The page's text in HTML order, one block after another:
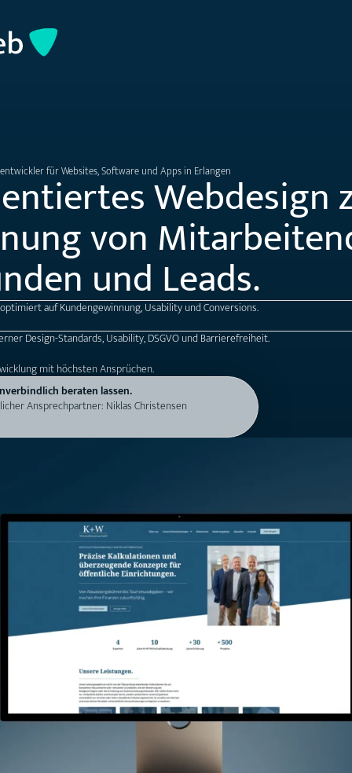
für Websites, Software und Apps in ErlangenWebdesign
von
und Leads.
auf Kundengewinnung, Usability und Conversions.
Design-Standards, Usability, DSGVO und Barrierefreiheit.
mit höchsten Ansprüchen.
beraten lassen.
Ansprechpartner: Niklas Christensen